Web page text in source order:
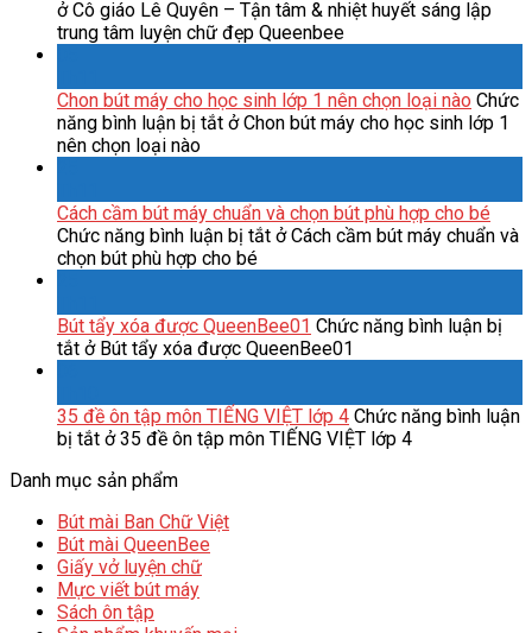
ở Cô giáo Lê Quyên – Tận tâm & nhiệt huyết sáng lập
trung tâm luyện chữ đẹp Queenbee
Chon bút máy cho học sinh lớp 1 nên chọn loại nào Chức
năng bình luận bị tắt ở Chon bút máy cho học sinh lớp 1
nên chọn loại nào
Cách cầm bút máy chuẩn và chọn bút phù hợp cho bé
Chức năng bình luận bị tắt ở Cách cầm bút máy chuẩn và
chọn bút phù hợp cho bé
Bút tẩy xóa được QueenBee01 Chức năng bình luận bị
tắt ở Bút tẩy xóa được QueenBee01
35 đề ôn tập môn TIẾNG VIỆT lớp 4 Chức năng bình luận
bị tắt ở 35 đề ôn tập môn TIẾNG VIỆT lớp 4
Danh mục sản phẩm
Bút mài Ban Chữ Việt
Bút mài QueenBee
Giấy vở luyện chữ
Mực viết bút máy
Sách ôn tập